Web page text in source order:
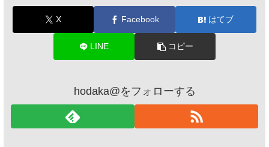
X Facebook はてブ
LINE コピー
hodaka@をフォローする